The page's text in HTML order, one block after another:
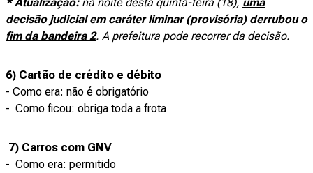
decisão judicial em caráter liminar (provisória) derrubou o
fim da bandeira 2. A prefeitura pode recorrer da decisão.
6) Cartão de crédito e débito
- Como era: não é obrigatório
- Como ficou: obriga toda a frota
7) Carros com GNV
- Como era: permitido